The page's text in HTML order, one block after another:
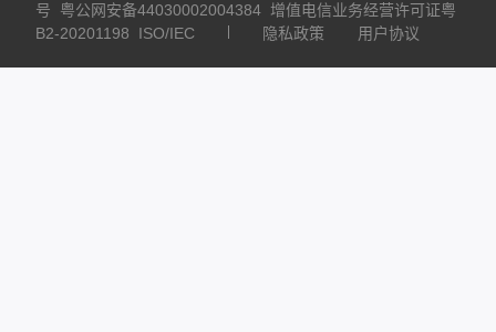
号
粤公网安备44030002004384 增值电信业务经营许可证粤
B2-20201198
ISO/IEC 隐私政策 用户协议